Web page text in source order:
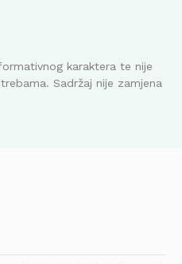
karaktera te nije
Sadržaj nije zamjena